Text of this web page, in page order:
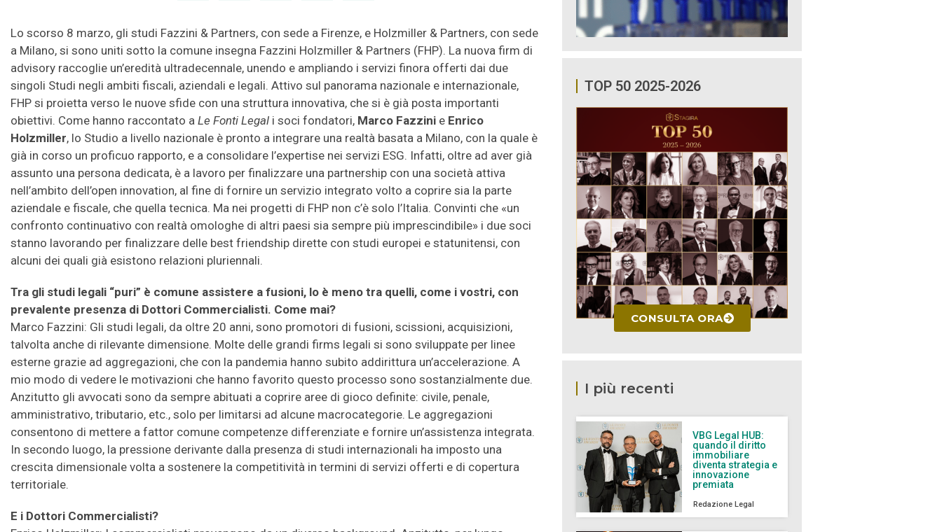
Lo scorso 8 marzo, gli studi Fazzini & Partners, con sede a Firenze, e Holzmiller & Partners, con sede
a Milano, si sono uniti sotto la comune insegna Fazzini Holzmiller & Partners (FHP). La nuova firm di
advisory raccoglie un’eredità ultradecennale, unendo e ampliando i servizi finora offerti dai due
singoli Studi negli ambiti fiscali, aziendali e legali. Attivo sul panorama nazionale e internazionale,
FHP si proietta verso le nuove sfide con una struttura innovativa, che si è già posta importanti
obiettivi. Come hanno raccontato a Le Fonti Legal i soci fondatori, Marco Fazzini e Enrico
Holzmiller, lo Studio a livello nazionale è pronto a integrare una realtà basata a Milano, con la quale è
già in corso un proficuo rapporto, e a consolidare l’expertise nei servizi ESG. Infatti, oltre ad aver già
assunto una persona dedicata, è a lavoro per finalizzare una partnership con una società attiva
nell’ambito dell’open innovation, al fine di fornire un servizio integrato volto a coprire sia la parte
aziendale e fiscale, che quella tecnica. Ma nei progetti di FHP non c’è solo l’Italia. Convinti che «un
confronto continuativo con realtà omologhe di altri paesi sia sempre più imprescindibile» i due soci
stanno lavorando per finalizzare delle best friendship dirette con studi europei e statunitensi, con
alcuni dei quali già esistono relazioni pluriennali.
Tra gli studi legali “puri” è comune assistere a fusioni, lo è meno tra quelli, come i vostri, con
prevalente presenza di Dottori Commercialisti. Come mai?
Marco Fazzini: Gli studi legali, da oltre 20 anni, sono promotori di fusioni, scissioni, acquisizioni,
talvolta anche di rilevante dimensione. Molte delle grandi firms legali si sono sviluppate per linee
esterne grazie ad aggregazioni, che con la pandemia hanno subito addirittura un’accelerazione. A
mio modo di vedere le motivazioni che hanno favorito questo processo sono sostanzialmente due.
Anzitutto gli avvocati sono da sempre abituati a coprire aree di gioco definite: civile, penale,
amministrativo, tributario, etc., solo per limitarsi ad alcune macrocategorie. Le aggregazioni
consentono di mettere a fattor comune competenze differenziate e fornire un’assistenza integrata.
In secondo luogo, la pressione derivante dalla presenza di studi internazionali ha imposto una
crescita dimensionale volta a sostenere la competitività in termini di servizi offerti e di copertura
territoriale.
E i Dottori Commercialisti?
TOP 50 2025-2026
CONSULTA ORA
I più recenti
VBG Legal HUB:
quando il diritto
immobiliare
diventa strategia e
innovazione
premiata
Redazione Legal